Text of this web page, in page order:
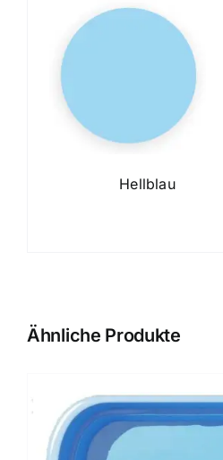
Hellblau
Ähnliche Produkte